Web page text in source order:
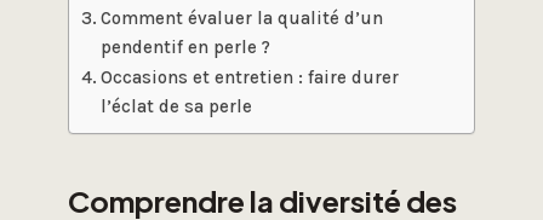
Comment évaluer la qualité d’un
pendentif en perle ?
Occasions et entretien : faire durer
l’éclat de sa perle
Comprendre la diversité des